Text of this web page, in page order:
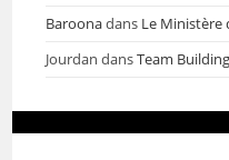
Baroonadans Le Ministère
Jourdan dansTeam